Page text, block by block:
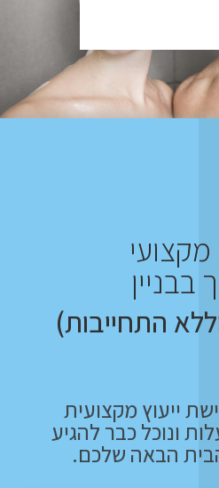
מקצועי
בבניין
התחייבות)
ייעוץ מקצועית
ונוכל כבר להגיע
הבאה שלכם.